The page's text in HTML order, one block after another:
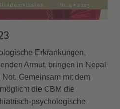
Erkrankungen,
Armut, bringen in Nepal
Gemeinsam mit dem
die CBM die
psychologische